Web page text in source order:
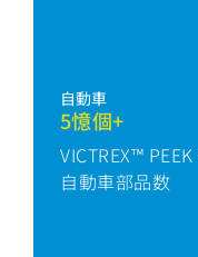
自動車
5憶個+
VICTREX™
自動車部品数